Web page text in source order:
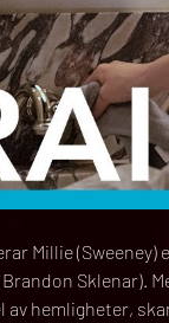
Millie
hemligheter,